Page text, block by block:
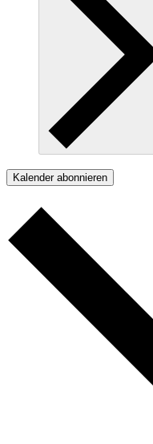
Kalender abonnieren